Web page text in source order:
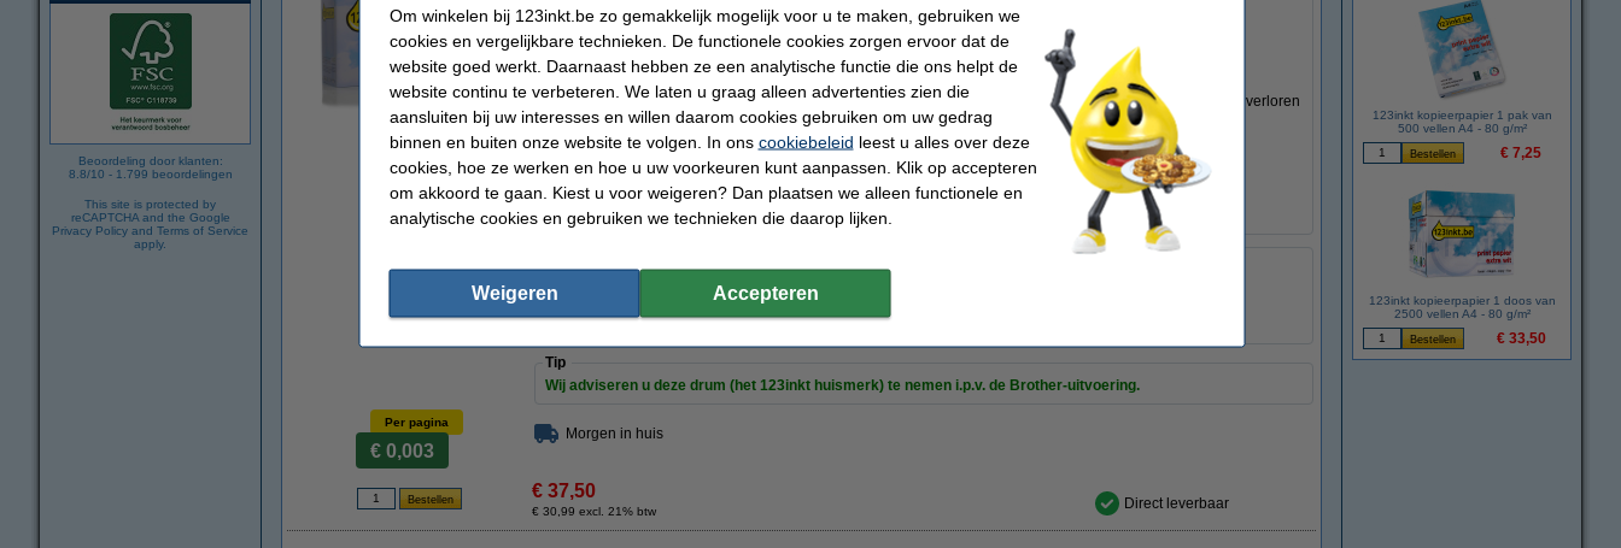
Beoordeling door klanten:
8.8/10 - 1.799 beoordelingen
This site is protected by
reCAPTCHA and the Google
Privacy Policy and Terms of Service
apply.
vergroten
Let op: dit is geen toner, maar een drum.
Capaciteit: ongeveer 12.000 pagina's.
Samen met de toner (TN-2005) zorgt deze DR-2005 drum voor nauwkeurige afdrukken waarbij geen detail verloren
gaat.
Geproduceerd door een ISO9001gecertificeerde fabrikant (dus volgens de hoogste kwaliteitsnormen).
Geen kwaliteitsverschil
, en ........... stukken goedkoper!!!
Uiteraard ook op dit 123inkt huismerk product 100% garantie.
Merk: 123inkt
Type:
drum
Capaciteit:
± 12.000 pagina's
Tip
Wij adviseren u deze drum (het 123inkt huismerk) te nemen i.p.v. de Brother-uitvoering.
Per pagina
€ 0,003
Morgen in huis
€ 37,50
€ 30,99 excl. 21% btw Direct leverbaar
123inkt kopieerpapier 1 pak van
500 vellen A4 - 80 g/m²
€ 7,25
123inkt kopieerpapier 1 doos van
2500 vellen A4 - 80 g/m²
€ 33,50
Om winkelen bij 123inkt.be zo gemakkelijk mogelijk voor u te maken, gebruiken we
cookies en vergelijkbare technieken. De functionele cookies zorgen ervoor dat de
website goed werkt. Daarnaast hebben ze een analytische functie die ons helpt de
website continu te verbeteren. We laten u graag alleen advertenties zien die
aansluiten bij uw interesses en willen daarom cookies gebruiken om uw gedrag
binnen en buiten onze website te volgen. In ons cookiebeleid leest u alles over deze
cookies, hoe ze werken en hoe u uw voorkeuren kunt aanpassen. Klik op accepteren
om akkoord te gaan. Kiest u voor weigeren? Dan plaatsen we alleen functionele en
analytische cookies en gebruiken we technieken die daarop lijken.
Weigeren Accepteren